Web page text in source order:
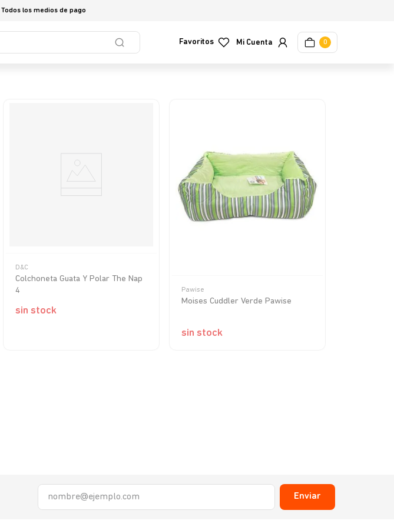
Todos los medios de pago
Favoritos 0
D&C
Colchoneta Guata Y Polar The Nap
4
sin stock
Pawise
Moises Cuddler Verde Pawise
sin stock
Enviar